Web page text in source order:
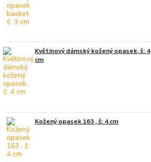
Květinový dámský kožený opasek, š: 4
cm
Kožený opasek 163 , š: 4 cm